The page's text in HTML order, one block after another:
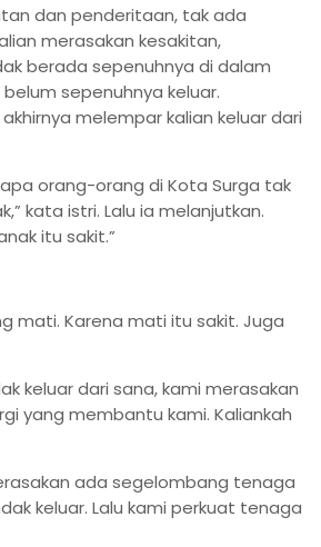
dan penderitaan, tak ada
merasakan kesakitan,
berada sepenuhnya di dalam
sepenuhnya keluar.
melempar kalian keluar dari
orang-orang di Kota Surga tak
kata istri. Lalu ia melanjutkan.
itu sakit.”
mati. Karena mati itu sakit. Juga
keluar dari sana, kami merasakan
yang membantu kami. Kaliankah
ada segelombang tenaga
keluar. Lalu kami perkuat tenaga